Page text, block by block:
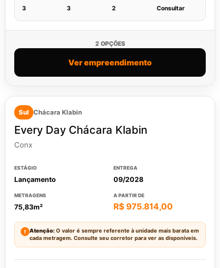
3 3 2 Consultar
2 OPÇÕES
Ver empreendimento
Sul Chácara Klabin
Every Day Chácara Klabin
Conx
ESTÁGIO
Lançamento
ENTREGA
09/2028
METRAGENS
75,83m²
A PARTIR DE
R$ 975.814,00
! Atenção: O valor é sempre referente à unidade mais barata em
cada metragem. Consulte seu corretor para ver as disponíveis.